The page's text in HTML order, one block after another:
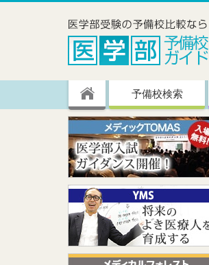
予備校検索